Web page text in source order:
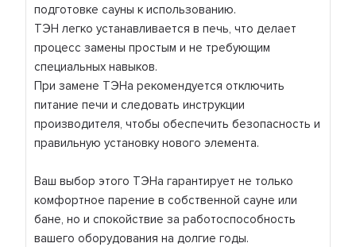
подготовке сауны к использованию.
ТЭН легко устанавливается в печь, что делает
процесс замены простым и не требующим
специальных навыков.
При замене ТЭНа рекомендуется отключить
питание печи и следовать инструкции
производителя, чтобы обеспечить безопасность и
правильную установку нового элемента.
Ваш выбор этого ТЭНа гарантирует не только
комфортное парение в собственной сауне или
бане, но и спокойствие за работоспособность
вашего оборудования на долгие годы.